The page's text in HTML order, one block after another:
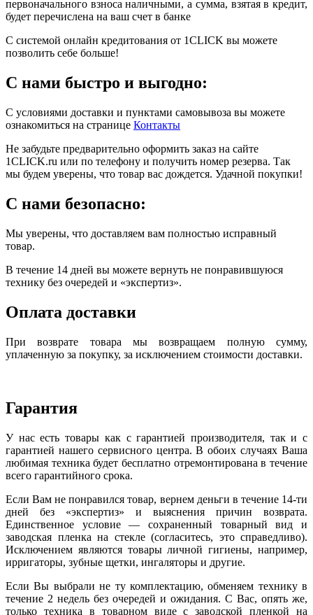
первоначального взноса наличными, а сумма, взятая в кредит,
будет перечислена на ваш счет в банке
С системой онлайн кредитования от 1CLICK вы можете
позволить себе больше!
С нами быстро и выгодно:
С условиями доставки и пунктами самовывоза вы можете
ознакомиться на странице Контакты
Не забудьте предварительно оформить заказ на сайте
1CLICK.ru или по телефону и получить номер резерва. Так
мы будем уверены, что товар вас дождется. Удачной покупки!
С нами безопасно:
Мы уверены, что доставляем вам полностью исправный
товар.
В течение 14 дней вы можете вернуть не понравившуюся
технику без очередей и «экспертиз».
Оплата доставки
При возврате товара мы возвращаем полную сумму,
уплаченную за покупку, за исключением стоимости доставки.
Гарантия
У нас есть товары как с гарантией производителя, так и с
гарантией нашего сервисного центра. В обоих случаях Ваша
любимая техника будет бесплатно отремонтирована в течение
всего гарантийного срока.
Если Вам не понравился товар, вернем деньги в течение 14-ти
дней без «экспертиз» и выяснения причин возврата.
Единственное условие — сохраненный товарный вид и
заводская пленка на стекле (согласитесь, это справедливо).
Исключением являются товары личной гигиены, например,
ирригаторы, зубные щетки, ингаляторы и другие.
Если Вы выбрали не ту комплектацию, обменяем технику в
течение 2 недель без очередей и ожидания. С Вас, опять же,
только техника в товарном виде с заводской пленкой на